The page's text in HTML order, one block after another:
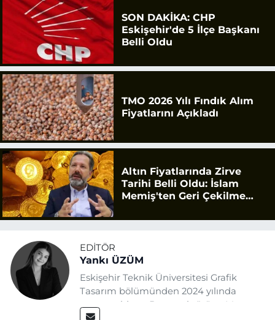
SON DAKİKA: CHP
Eskişehir'de 5 İlçe Başkanı
Belli Oldu
TMO 2026 Yılı Fındık Alım
Fiyatlarını Açıkladı
Altın Fiyatlarında Zirve
Tarihi Belli Oldu: İslam
Memiş'ten Geri Çekilme
EDITÖR
Yankı ÜZÜM
Eskişehir Teknik Üniversitesi Grafik
Tasarım bölümünden 2024 yılında
mezun oldum. Basın sektörüne Mayıs